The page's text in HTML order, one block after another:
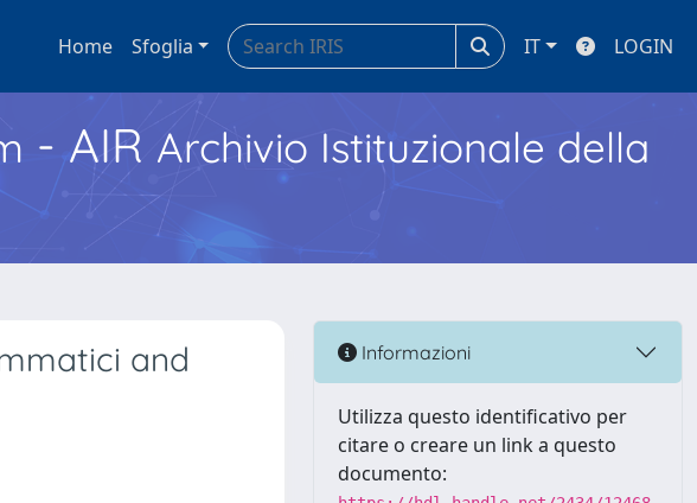
Home Sfoglia IT LOGIN
- AIR Archivio Istituzionale della
and
Informazioni
Utilizza questo identificativo per
citare o creare un link a questo
documento: